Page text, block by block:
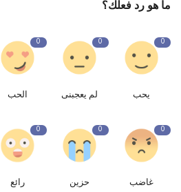
ما هو رد فعلك؟
0
يحب
0
لم يعجبنى
0
الحب
0
غاضب
0
حزين
0
رائع